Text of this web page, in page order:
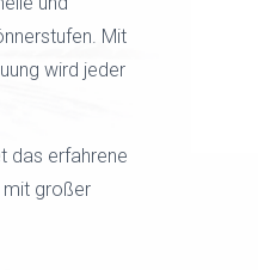
Mit
wird jeder
das erfahrene
großer